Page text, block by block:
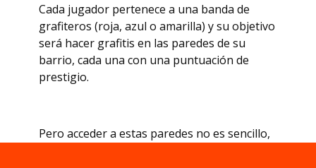
Cada jugador pertenece a una banda de
grafiteros (roja, azul o amarilla) y su objetivo
será hacer grafitis en las paredes de su
barrio, cada una con una puntuación de
prestigio.
Pero acceder a estas paredes no es sencillo,